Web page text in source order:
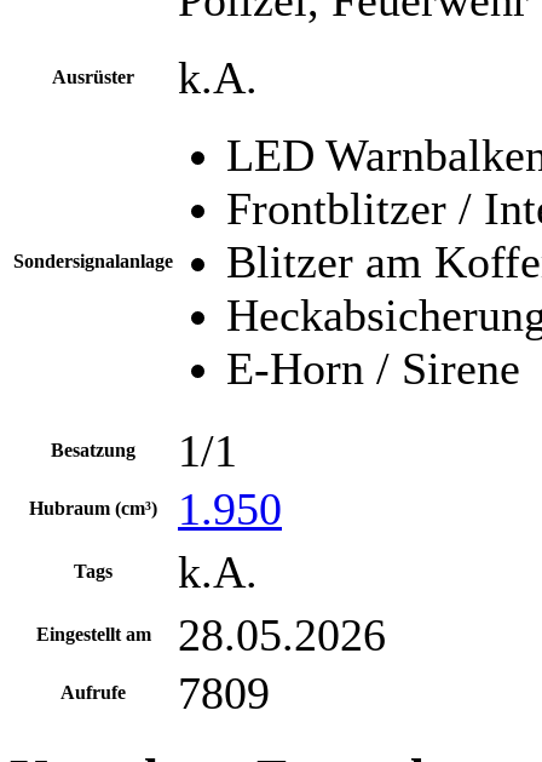
Ausrüster k.A.
Sondersignalanlage
LED
Frontblitzer /
Blitzer am
E-Horn / Sirene
Besatzung 1/1
Hubraum (cm³) 1.950
Tags k.A.
Eingestellt am 28.05.2026
Aufrufe 7809